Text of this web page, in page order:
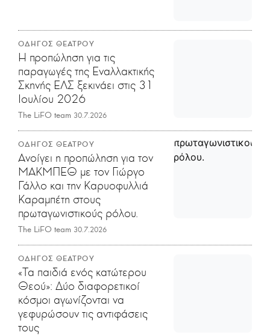
ΟΔΗΓΟΣ ΘΕΑΤΡΟΥ
Η προπώληση για τις
παραγωγές της Εναλλακτικής
Σκηνής ΕΛΣ ξεκινάει στις 31
Ιουλίου 2026
The LiFO team 30.7.2026
ΟΔΗΓΟΣ ΘΕΑΤΡΟΥ
Ανοίγει η προπώληση για τον
ΜΑΚΜΠΕΘ με τον Γιώργο
Γάλλο και την Καρυοφυλλιά
Καραμπέτη στους
πρωταγωνιστικούς ρόλου.
The LiFO team 30.7.2026
ΟΔΗΓΟΣ ΘΕΑΤΡΟΥ
«Τα παιδιά ενός κατώτερου
Θεού»: Δύο διαφορετικοί
κόσμοι αγωνίζονται να
γεφυρώσουν τις αντιφάσεις
τους